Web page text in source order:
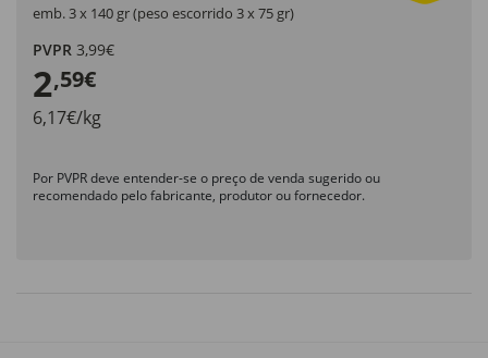
emb. 3 x 140 gr (peso escorrido 3 x 75 gr)
PVPR 3,99€
2,59€
6,17€/kg
Por PVPR deve entender-se o preço de venda sugerido ou
recomendado pelo fabricante, produtor ou fornecedor.